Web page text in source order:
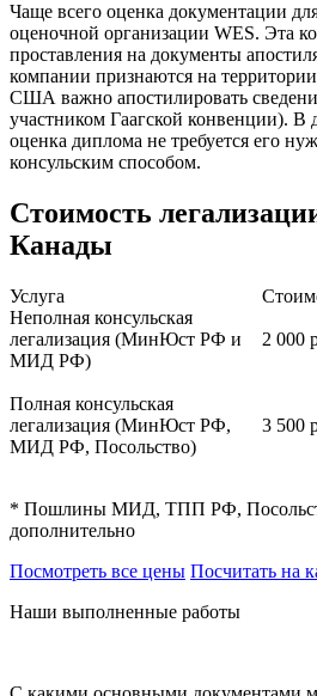
Чаще всего оценка документации
оценочной организации WES. Эта
проставления на документы
компании признаются на
США важно апостилировать
участником Гаагской конвенции). В
оценка диплома не требуется его
консульским способом.
Стоимость
Канады
Услуга
Неполная консульская
легализация (МинЮст РФ и
МИД РФ)
2 000
Полная консульская
легализация (МинЮст РФ,
МИД РФ, Посольство)
3 500
* Пошлины МИД, ТПП РФ,
дополнительно
Посмотреть все цены Посчитать на
Наши выполненные работы